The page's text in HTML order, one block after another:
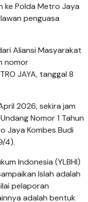
ke Polda Metro Jaya
penguasa
Aliansi Masyarakat
nomor
JAYA, tanggal 8
2026, sekira jam
Nomor 1 Tahun
Jaya Kombes Budi
4).
Indonesia (YLBHI)
Islah adalah
pelaporan
adalah bentuk